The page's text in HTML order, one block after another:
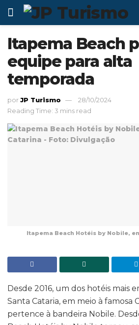
Itapema Beach
equipe para alta
temporada
porJP Turismo
28/10/2024
Reading Time: 3 mins read
Itapema Beach Hotéis by Nobile,
Desde 2016, um dos hotéis mais
Santa Cataria, em meio à famosa
pertence à bandeira Nobile.